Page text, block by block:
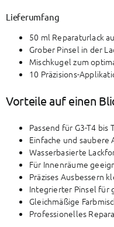
Lieferumfang
50 ml Reparaturlack
Grober Pinsel in der
Mischkugel zum
10 Präzisions-
Vorteile auf einen
Passend für G3-T4 bis
Einfache und saubere
Wasserbasierte
Für Innenräume
Präzises Ausbessern
Integrierter Pinsel für
Gleichmäßige
Professionelles